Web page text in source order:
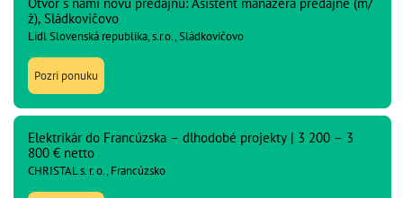
ž), Sládkovičovo
Lidl Slovenská republika, s.r.o., Sládkovičovo
Pozri ponuku
Elektrikár do Francúzska – dlhodobé projekty | 3 200 – 3
800 € netto
CHRISTAL s. r. o., Francúzsko